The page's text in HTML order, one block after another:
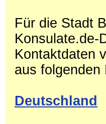
Für die Stadt
Konsulate.de-
Kontaktdaten
aus folgenden
Deutschland